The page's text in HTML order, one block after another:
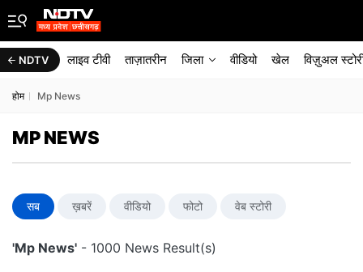
NDTV लाइव टीवी ताज़ातरीन जिला वीडियो खेल विज़ुअल
होम Mp News
MP NEWS
सब ख़बरें वीडियो फोटो वेब स्टोरी
'Mp News' - 1000 News Result(s)